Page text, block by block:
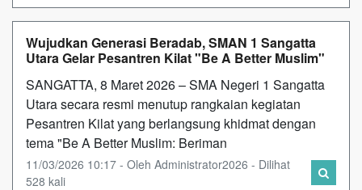
Wujudkan Generasi Beradab, SMAN 1 Sangatta
Utara Gelar Pesantren Kilat "Be A Better Muslim"
SANGATTA, 8 Maret 2026 – SMA Negeri 1 Sangatta
Utara secara resmi menutup rangkaian kegiatan
Pesantren Kilat yang berlangsung khidmat dengan
tema "Be A Better Muslim: Beriman
11/03/2026 10:17 - Oleh Administrator2026 - Dilihat
528 kali